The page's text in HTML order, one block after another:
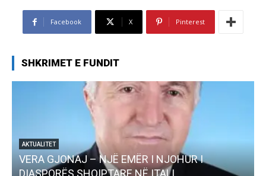
Facebook X Pinterest
SHKRIMET E FUNDIT
AKTUALITET
Pregaditi Gjin Musa-Rome- Shtator 2025